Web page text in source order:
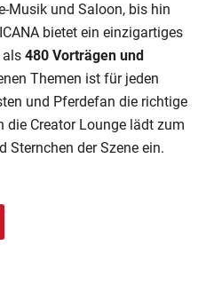
Musik und Saloon, bis hin
bietet ein einzigartiges
als 480 Vorträgen und
Themen ist für jeden
und Pferdefan die richtige
die Creator Lounge lädt zum
Sternchen der Szene ein.